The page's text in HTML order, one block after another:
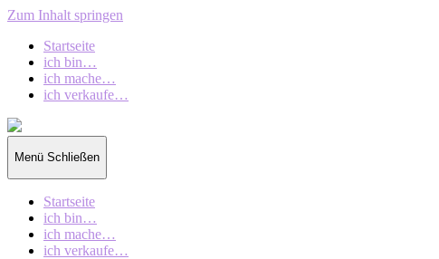
Zum Inhalt springen
Startseite
ich bin…
ich mache…
ich verkaufe…
collection
oberschin
Menü Schließen
Startseite
ich bin…
ich mache…
ich verkaufe…